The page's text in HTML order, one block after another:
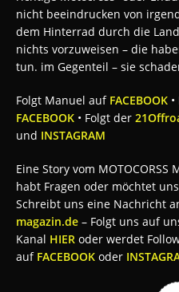
nicht beeindrucken von
dem Hinterrad durch die
nichts vorzuweisen – die
tun. im Gegenteil – sie
Folgt Manuel auf FACEBOOK
FACEBOOK • Folgt der
und INSTAGRAM
Eine Story vom MOTOCORSS
habt Fragen oder möchtet
Schreibt uns eine Nachricht
magazin.de – Folgt uns auf
Kanal HIER oder werdet
auf FACEBOOK oder